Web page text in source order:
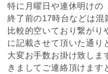
特に月曜日や連休明けの
終了前の17時台などは混
比較的空いており繋がり
に記載させて頂いた通り
大変お手数お掛け致しま
きましてご連絡頂けます